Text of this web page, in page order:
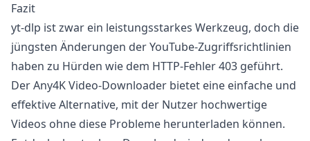
Fazit
yt-dlp ist zwar ein leistungsstarkes Werkzeug, doch die
jüngsten Änderungen der YouTube-Zugriffsrichtlinien
haben zu Hürden wie dem HTTP-Fehler 403 geführt.
Der Any4K Video-Downloader bietet eine einfache und
effektive Alternative, mit der Nutzer hochwertige
Videos ohne diese Probleme herunterladen können.